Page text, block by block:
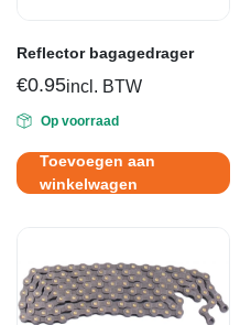
Reflector bagagedrager
€0.95incl. BTW
Op voorraad
Toevoegen aan
winkelwagen